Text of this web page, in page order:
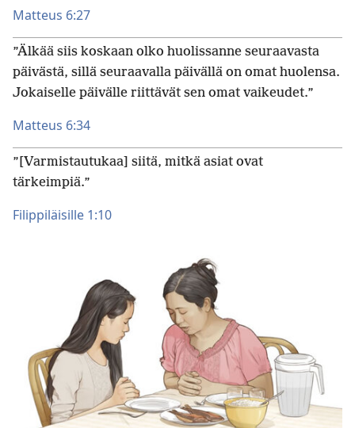
Matteus 6:27
”Älkää siis koskaan olko huolissanne seuraavasta
päivästä, sillä seuraavalla päivällä on omat huolensa.
Jokaiselle päivälle riittävät sen omat vaikeudet.”
Matteus 6:34
”[Varmistautukaa] siitä, mitkä asiat ovat
tärkeimpiä.”
Filippiläisille 1:10